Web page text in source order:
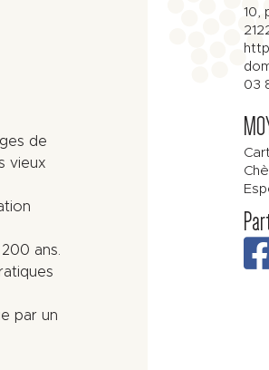
de
vieux
ans.
par un
10,
03